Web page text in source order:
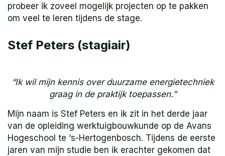
probeer ik zoveel mogelijk projecten op te pakken
om veel te leren tijdens de stage.
Stef Peters (stagiair)
“Ik wil mijn kennis over duurzame energietechniek
graag in de praktijk toepassen.”
Mijn naam is Stef Peters en ik zit in het derde jaar
van de opleiding werktuigbouwkunde op de Avans
Hogeschool te ‘s-Hertogenbosch. Tijdens de eerste
jaren van mijn studie ben ik erachter gekomen dat